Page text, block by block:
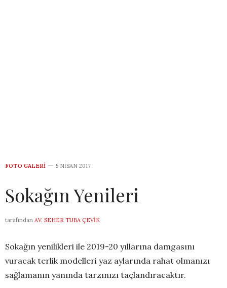
FOTO GALERI 5 NISAN 2017
Sokağın Yenileri
tarafından AV. SEHER TUBA ÇEVIK
Sokağın yenilikleri ile 2019-20 yıllarına damgasını
vuracak terlik modelleri yaz aylarında rahat olmanızı
sağlamanın yanında tarzınızı taçlandıracaktır.